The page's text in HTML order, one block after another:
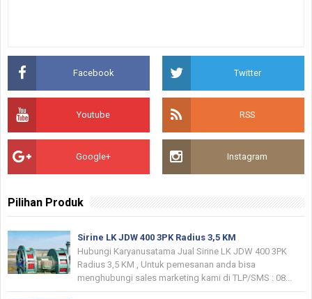
Facebook Twitter
Youtube RSS
Google+ Instagram
Pilihan Produk
Sirine LK JDW 400 3PK Radius 3,5 KM
Hubungi Karyanusatama Jual Sirine LK JDW 400 3PK
Radius 3,5 KM , Untuk pemesanan anda bisa
menghubungi sales marketing kami di TLP/SMS : 08...